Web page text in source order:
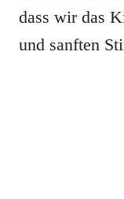
dass wir das
und sanften